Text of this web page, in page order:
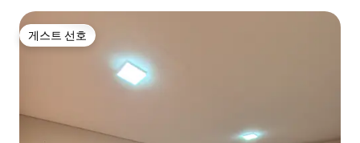
게스트 선호
게스트 선호